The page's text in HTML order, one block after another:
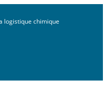
logistique chimique